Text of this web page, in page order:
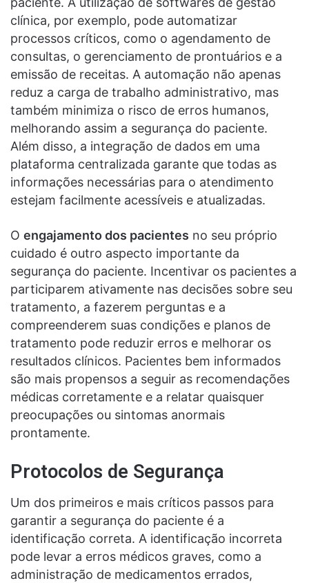
clínica, por exemplo, pode automatizar
processos críticos, como o agendamento de
consultas, o gerenciamento de prontuários e a
emissão de receitas. A automação não apenas
reduz a carga de trabalho administrativo, mas
também minimiza o risco de erros humanos,
melhorando assim a segurança do paciente.
Além disso, a integração de dados em uma
plataforma centralizada garante que todas as
informações necessárias para o atendimento
estejam facilmente acessíveis e atualizadas.
O engajamento dos pacientes no seu próprio
cuidado é outro aspecto importante da
segurança do paciente. Incentivar os pacientes a
participarem ativamente nas decisões sobre seu
tratamento, a fazerem perguntas e a
compreenderem suas condições e planos de
tratamento pode reduzir erros e melhorar os
resultados clínicos. Pacientes bem informados
são mais propensos a seguir as recomendações
médicas corretamente e a relatar quaisquer
preocupações ou sintomas anormais
prontamente.
Protocolos de Segurança
Um dos primeiros e mais críticos passos para
garantir a segurança do paciente é a
identificação correta. A identificação incorreta
pode levar a erros médicos graves, como a
administração de medicamentos errados,